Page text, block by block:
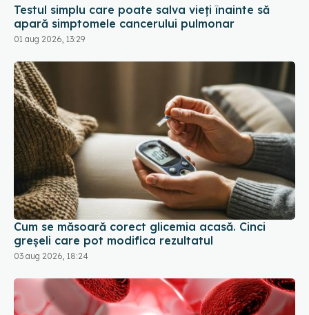
Cum se măsoară corect glicemia acasă. Cinci
greșeli care pot modifica rezultatul
03 aug 2026, 18:24